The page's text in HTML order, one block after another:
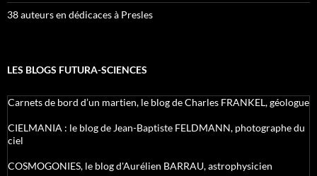
38 auteurs en dédicaces à Presles
LES BLOGS FUTURA-SCIENCES
Carnets de bord d’un martien, le blog de Charles FRANKEL, géologue
CIELMANIA : le blog de Jean-Baptiste FELDMANN, photographe du
ciel
COSMOGONIES, le blog d'Aurélien BARRAU, astrophysicien